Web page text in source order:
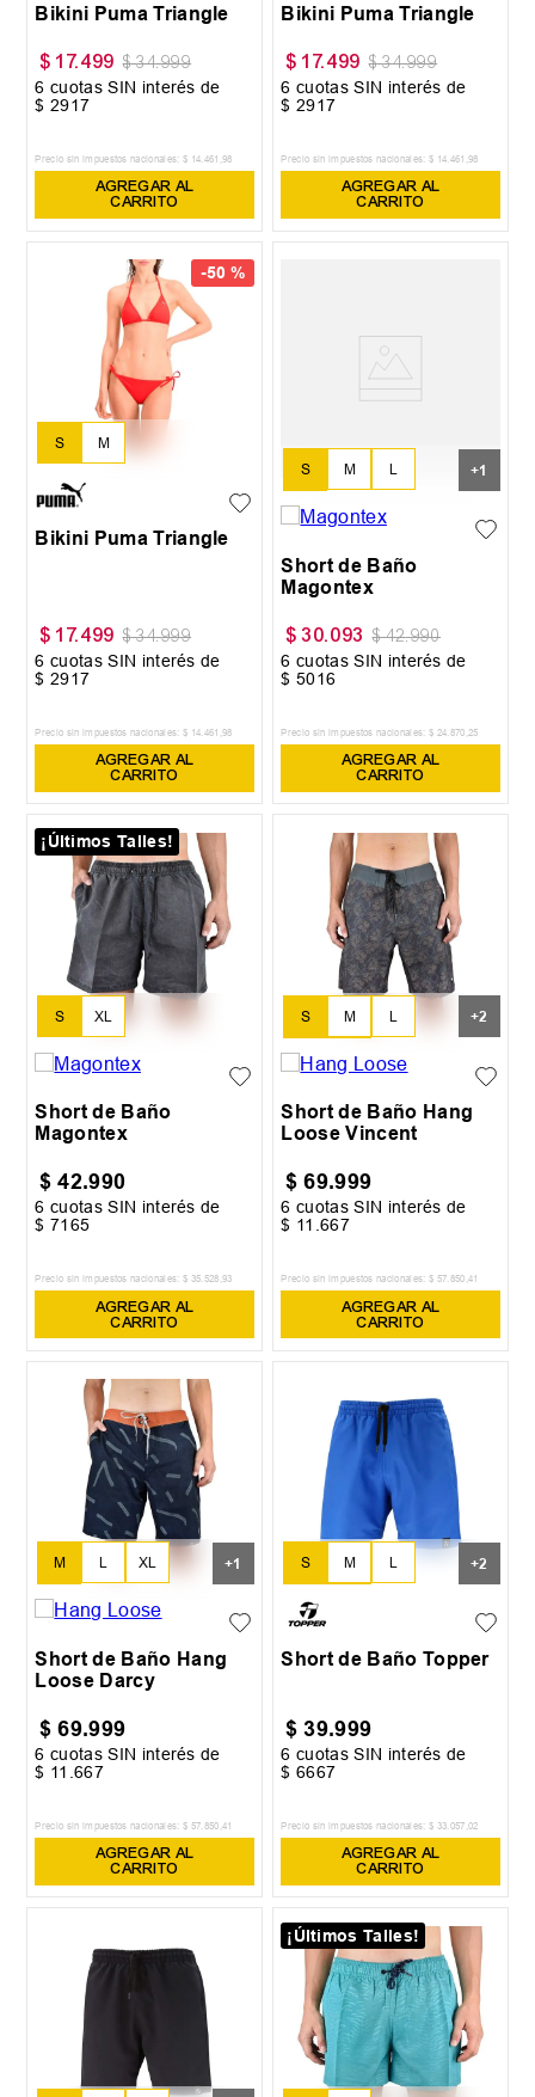
Bikini Puma Triangle
$ 17.499 $ 34.999
6 cuotas SIN interés de
$ 2917
Precio sin impuestos nacionales: $ 14 461 98
AGREGAR AL
CARRITO
Bikini Puma Triangle
$ 17.499 $ 34.999
6 cuotas SIN interés de
$ 2917
Precio sin impuestos nacionales: $ 14 461 98
AGREGAR AL
CARRITO
-50 %
S M
Bikini Puma Triangle
$ 17.499 $ 34.999
6 cuotas SIN interés de
$ 2917
Precio sin impuestos nacionales: $ 14 461 98
AGREGAR AL
CARRITO
S M L
XL
+1
Short de Baño
Magontex
$ 30.093 $ 42.990
6 cuotas SIN interés de
$ 5016
Precio sin impuestos nacionales: $ 24 870 25
AGREGAR AL
CARRITO
¡Últimos Talles!
S XL
Short de Baño
Magontex
$ 42.990
6 cuotas SIN interés de
$ 7165
Precio sin impuestos nacionales: $ 35.528 ,93
AGREGAR AL
CARRITO
S M L
XL XXL
+2
Short de Baño Hang
Loose Vincent
$ 69.999
6 cuotas SIN interés de
$ 11 .667
Precio sin impuestos nacionales: $ 57.850 ,41
AGREGAR AL
CARRITO
M L XL
XXL
+1
Short de Baño Hang
Loose Darcy
$ 69.999
6 cuotas SIN interés de
$ 11 .667
Precio sin impuestos nacionales: $ 57 850 41
AGREGAR AL
CARRITO
S M L
XL
+2
Short de Baño Topper
$ 39.999
6 cuotas SIN interés de
$ 6667
Precio sin impuestos nacionales: $ 33 057 02
AGREGAR AL
CARRITO
¡Últimos Talles!